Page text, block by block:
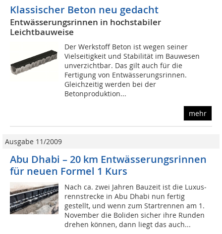
Klassischer Beton neu gedacht
Entwässerungsrinnen in hochstabiler
Leichtbauweise
Der Werkstoff Beton ist wegen seiner
Vielseitigkeit und Stabilität im Bauwesen
unverzichtbar. Das gilt auch für die
Fertigung von Entwässerungsrinnen.
Gleichzeitig werden bei der
Betonproduktion...
mehr
Ausgabe 11/2009
Abu Dhabi – 20 km Entwässerungsrinnen
für neuen Formel 1 Kurs
Nach ca. zwei Jahren Bauzeit ist die Luxus­
rennstrecke in Abu Dhabi nun fertig
gestellt, und wenn zum Startrennen am 1.
November die Boliden sicher ihre Runden
drehen können, dann liegt das auch...